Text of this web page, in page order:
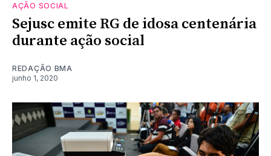
AÇÃO SOCIAL
Sejusc emite RG de idosa centenária
durante ação social
REDAÇÃO BMA
junho 1, 2020